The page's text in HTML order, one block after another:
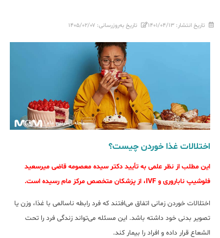
تاریخ انتشار: ۱۴۰۱/۰۴/۱۳ تاریخ به‌روزرسانی: ۱۴۰۵/۰۲/۰۷
اختلالات غذا خوردن چیست؟
این مطلب از نظر علمی به تأیید دکتر سیده معصومه قاضی میرسعید
فلوشیپ ناباروری و IVF، از پزشکان متخصص مرکز مام رسیده است.
اختلالات خوردن زمانی اتفاق می‌افتند که فرد رابطه ناسالمی با غذا، وزن یا
تصویر بدنی خود داشته باشد. این مسئله می‌تواند زندگی فرد را تحت
الشعاع قرار داده و افراد را بیمار کند.